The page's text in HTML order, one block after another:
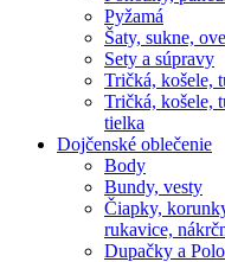
Pyžamá
Šaty, sukne,
Sety a súpravy
Tričká, košele,
Tričká, košele,
tielka
Dojčenské oblečenie
Body
Bundy, vesty
Čiapky,
rukavice,
Dupačky a